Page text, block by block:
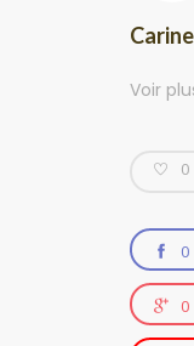
Carine
Voir
0
0
0